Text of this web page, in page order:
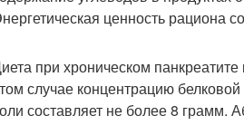
ценность рациона
при хроническом
случае концентрацию
составляет не более 8 грамм.